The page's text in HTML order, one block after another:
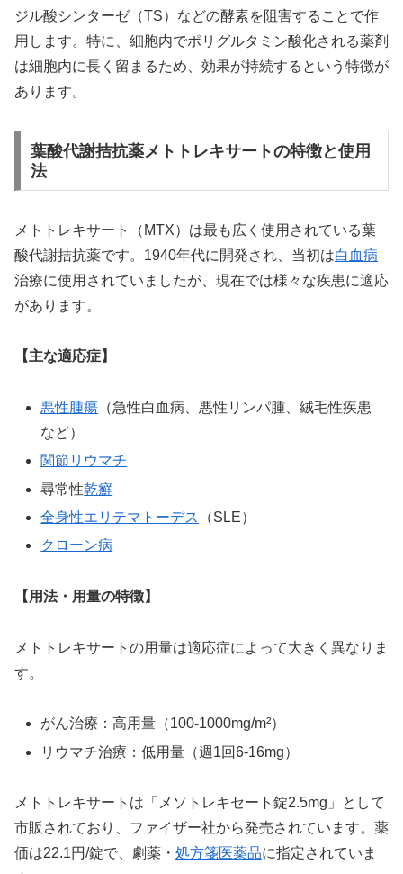
ジル酸シンターゼ（TS）などの酵素を阻害することで作
用します。特に、細胞内でポリグルタミン酸化される薬剤
は細胞内に長く留まるため、効果が持続するという特徴が
あります。
葉酸代謝拮抗薬メトトレキサートの特徴と使用
法
メトトレキサート（MTX）は最も広く使用されている葉
酸代謝拮抗薬です。1940年代に開発され、当初は白血病
治療に使用されていましたが、現在では様々な疾患に適応
があります。
【主な適応症】
悪性腫瘍 （急性白血病、悪性リンパ腫、絨毛性疾患
など）
関節 リウマチ
尋常性乾癬
全身性エリテマトーデス
（SLE）
クローン病
【用法・用量の特徴】
メトトレキサートの用量は適応症によって大きく異なりま
す。
がん治療：高用量（100-1000mg/m²）
リウマチ治療：低用量（週1回6-16mg）
メトトレキサートは「メソトレキセート錠2.5mg」として
市販されており、ファイザー社から発売されています。薬
価は22.1円/錠で、劇薬・ 処方箋医薬品に指定されていま